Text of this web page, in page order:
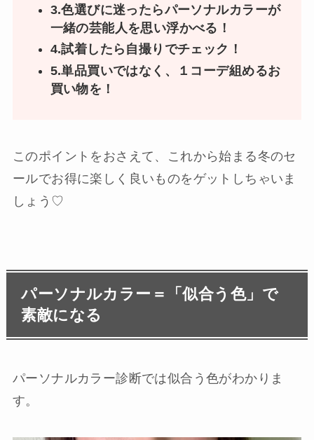
3.色選びに迷ったらパーソナルカラーが
一緒の芸能人を思い浮かべる！
4.試着したら自撮りでチェック！
5.単品買いではなく、１コーデ組めるお
買い物を！
このポイントをおさえて、これから始まる冬のセ
ールでお得に楽しく良いものをゲットしちゃいま
しょう♡
パーソナルカラー＝「似合う色」で
素敵になる
パーソナルカラー診断では似合う色がわかりま
す。